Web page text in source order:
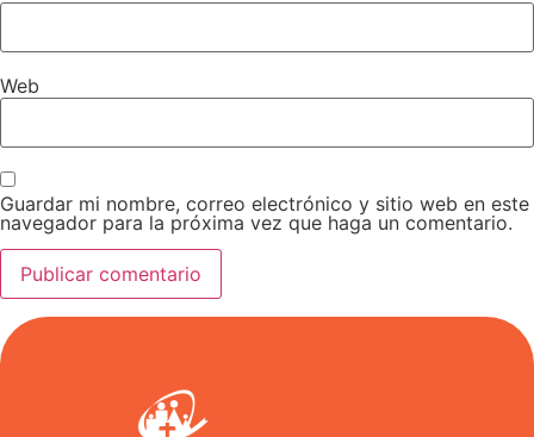
Web
Guardar mi nombre, correo electrónico y sitio web en este
navegador para la próxima vez que haga un comentario.